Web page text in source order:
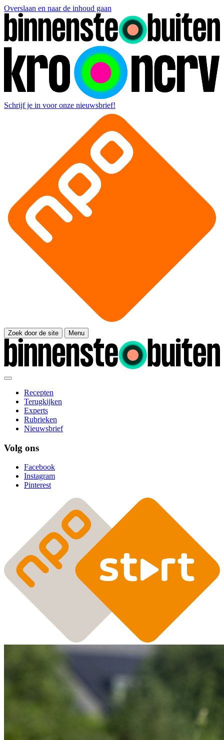
Overslaan en naar de inhoud gaan
Schrijf je in voor onze nieuwsbrief!
Zoek door de site Menu
Recepten
Terugkijken
Experts
Rubrieken
Nieuwsbrief
Volg ons
Facebook
Instagram
Pinterest